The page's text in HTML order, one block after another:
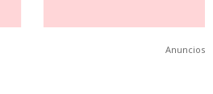
Anuncios